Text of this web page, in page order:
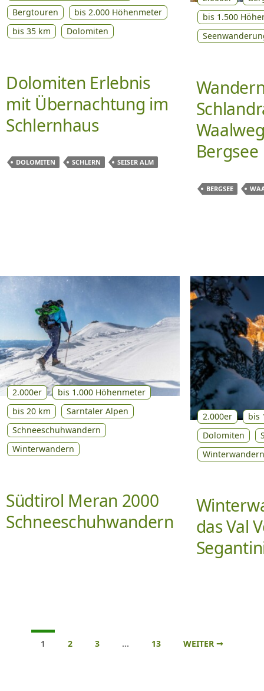
Bergtouren
bis 2.000 Höhenmeter
bis 35 km
Dolomiten
Dolomiten Erlebnis
mit Übernachtung im
Schlernhaus
DOLOMITEN SCHLERN SEISER ALM
bis 1.500
Bergsee
BERGSEE
2.000er
bis 1.000 Höhenmeter
bis 20 km
Sarntaler Alpen
Schneeschuhwandern
Winterwandern
Südtirol Meran 2000
Schneeschuhwandern
2.000er
bis
Dolomiten
Winterwandern
das Val
Beitrags-
1 2 3 … 13 WEITER →